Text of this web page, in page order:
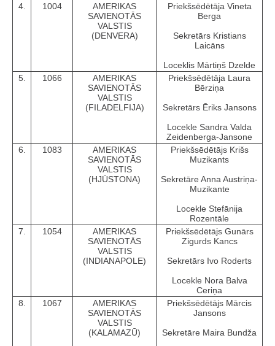
4.
1004
AMERIKAS
SAVIENOTĀS
VALSTIS
(DENVERA)
Priekšsēdētāja Vineta
Berga
Sekretārs Kristians
Laicāns
Loceklis Mārtiņš Dzelde
5.
1066
AMERIKAS
SAVIENOTĀS
VALSTIS
(FILADELFIJA)
Priekšsēdētāja Laura
Bērziņa
Sekretārs Ēriks Jansons
Locekle Sandra Valda
Zeidenberga-Jansone
6.
1083
AMERIKAS
SAVIENOTĀS
VALSTIS
(HJŪSTONA)
Priekšsēdētājs Krišs
Muzikants
Sekretāre Anna Austriņa-
Muzikante
Locekle Stefānija
Rozentāle
7.
1054
AMERIKAS
SAVIENOTĀS
VALSTIS
(INDIANAPOLE)
Priekšsēdētājs Gunārs
Zigurds Kancs
Sekretārs Ivo Roderts
Locekle Nora Balva
Ceriņa
8.
1067
AMERIKAS
SAVIENOTĀS
VALSTIS
(KALAMAZŪ)
Priekšsēdētājs Mārcis
Jansons
Sekretāre Maira Bundža